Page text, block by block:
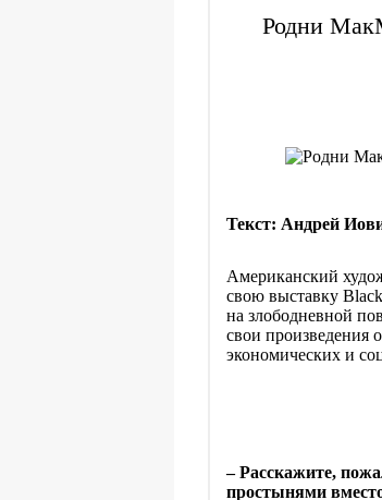
Родни
Текст: Андрей
Американский
свою выставку Black
на злободневной
свои произведения
экономических и
–Расскажите,
простынями